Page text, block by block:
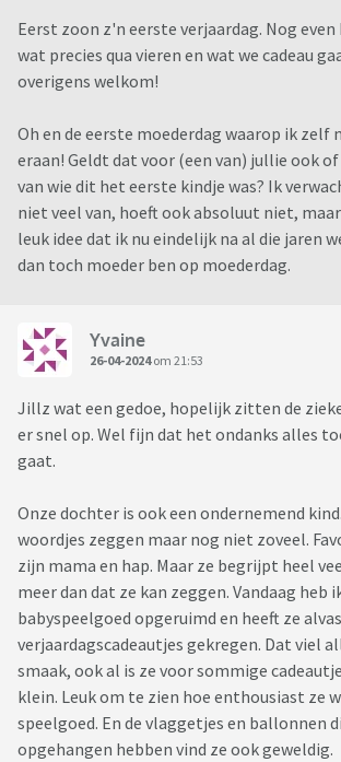
Eerst zoon z'n eerste verjaardag. Nog even
wat precies qua vieren en wat we cadeau
overigens welkom!
Oh en de eerste moederdag waarop ik zelf
eraan! Geldt dat voor (een van) jullie ook of
van wie dit het eerste kindje was? Ik
niet veel van, hoeft ook absoluut niet,
leuk idee dat ik nu eindelijk na al die jaren
dan toch moeder ben op moederdag.
Yvaine
26-04-2024om 21:53
Jillz wat een gedoe, hopelijk zitten de
er snel op. Wel fijn dat het ondanks alles
gaat.
Onze dochter is ook een ondernemend
woordjes zeggen maar nog niet zoveel.
zijn mama en hap. Maar ze begrijpt heel
meer dan dat ze kan zeggen. Vandaag heb
babyspeelgoed opgeruimd en heeft ze
verjaardagscadeautjes gekregen. Dat viel
smaak, ook al is ze voor sommige
klein. Leuk om te zien hoe enthousiast ze
speelgoed. En de vlaggetjes en ballonnen
opgehangen hebben vind ze ook geweldig.